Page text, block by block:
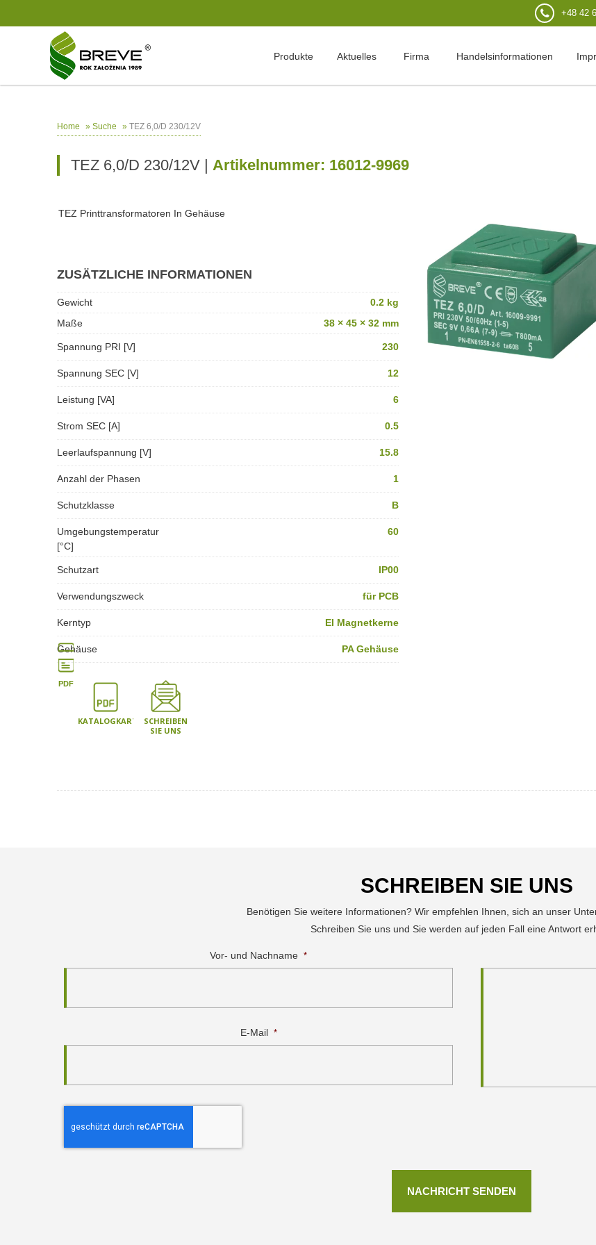
+48 42
Produkte Aktuelles Firma Handelsinformationen
Home » Suche » TEZ 6,0/D 230/12V
TEZ 6,0/D 230/12V | Artikelnummer: 16012-9969
TEZ Printtransformatoren In Gehäuse
ZUSÄTZLICHE INFORMATIONEN
Gewicht
0.2 kg
Maße
38 × 45 × 32 mm
Spannung PRI [V] 230
Spannung SEC [V] 12
Leistung [VA] 6
Strom SEC [A] 0.5
Leerlaufspannung [V] 15.8
Anzahl der Phasen 1
Schutzklasse B
Umgebungstemperatur
[°C]
60
Schutzart IP00
Verwendungszweck für PCB
Kerntyp EI Magnetkerne
Gehäuse PA Gehäuse
PDF
KATALOGKARTE
SCHREIBEN
SIE UNS
SCHREIBEN SIE UNS
Benötigen Sie weitere Informationen? Wir empfehlen Ihnen, sich an unser
Schreiben Sie uns und Sie werden auf jeden Fall eine Antwort
Vor- und Nachname *
E-Mail *